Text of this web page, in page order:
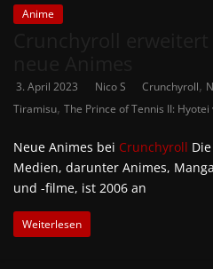
Anime
3. April 2023 Nico S Crunchyroll,
Tiramisu, The Prince of Tennis II:
Neue Animes bei Crunchyroll
Medien, darunter Animes,
und -filme, ist 2006 an
Weiterlesen